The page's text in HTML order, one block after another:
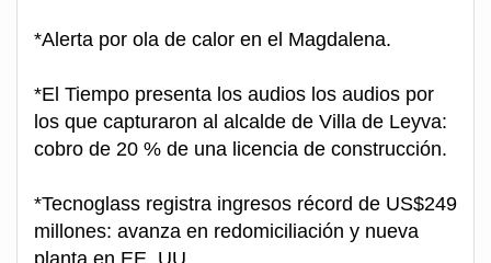
*Alerta por ola de calor en el Magdalena.
*El Tiempo presenta los audios los audios por
los que capturaron al alcalde de Villa de Leyva:
cobro de 20 % de una licencia de construcción.
*Tecnoglass registra ingresos récord de US$249
millones: avanza en redomiciliación y nueva